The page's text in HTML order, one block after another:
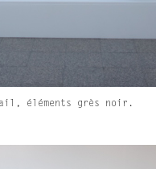
éléments grès noir.